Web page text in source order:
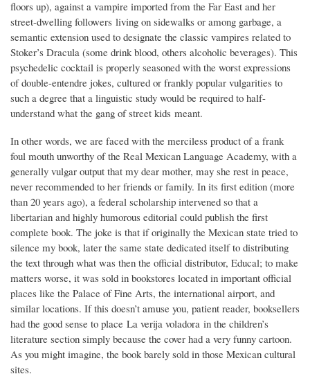
floors up), against a vampire imported from the Far East and her
street-dwelling followers living on sidewalks or among garbage, a
semantic extension used to designate the classic vampires related to
Stoker’s Dracula (some drink blood, others alcoholic beverages). This
psychedelic cocktail is properly seasoned with the worst expressions
of double-entendre jokes, cultured or frankly popular vulgarities to
such a degree that a linguistic study would be required to half-
understand what the gang of street kids meant.
In other words, we are faced with the merciless product of a frank
foul mouth unworthy of the Real Mexican Language Academy, with a
generally vulgar output that my dear mother, may she rest in peace,
never recommended to her friends or family. In its first edition (more
than 20 years ago), a federal scholarship intervened so that a
libertarian and highly humorous editorial could publish the first
complete book. The joke is that if originally the Mexican state tried to
silence my book, later the same state dedicated itself to distributing
the text through what was then the official distributor, Educal; to make
matters worse, it was sold in bookstores located in important official
places like the Palace of Fine Arts, the international airport, and
similar locations. If this doesn’t amuse you, patient reader, booksellers
had the good sense to place La verija voladora in the children’s
literature section simply because the cover had a very funny cartoon.
As you might imagine, the book barely sold in those Mexican cultural
sites.